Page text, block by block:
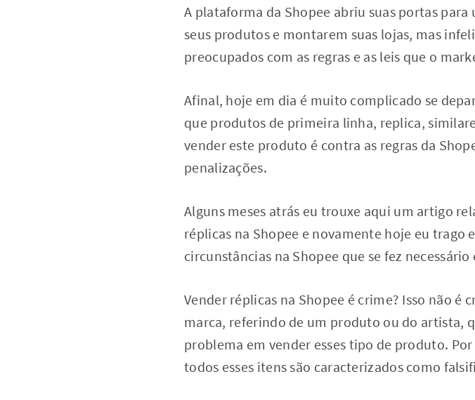
A plataforma da Shopee abriu suas portas
seus produtos e montarem suas lojas, mas
preocupados com as regras e as leis que o
Afinal, hoje em dia é muito complicado se
que produtos de primeira linha, replica,
vender este produto é contra as regras da
penalizações.
Alguns meses atrás eu trouxe aqui um artigo
réplicas na Shopee e novamente hoje eu trago
circunstâncias na Shopee que se fez
Vender réplicas na Shopee é crime? Isso não é
marca, referindo de um produto ou do artista,
problema em vender esses tipo de produto.
todos esses itens são caracterizados como